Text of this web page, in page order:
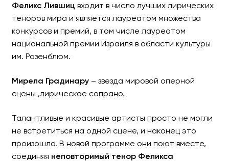
Феликс Лившиц входит в число лучших лирических
теноров мира и является лауреатом множества
конкурсов и премий, в том числе лауреатом
национальной премии Израиля в области культуры
им. Розенблюм.
Мирела Градинару– звезда мировой оперной
сцены ,лирическое сопрано.
Талантливые и красивые артисты просто не могли
не встретиться на одной сцене, и наконец это
произошло. В новой программе они поют вместе,
соединяя неповторимый тенор Феликса